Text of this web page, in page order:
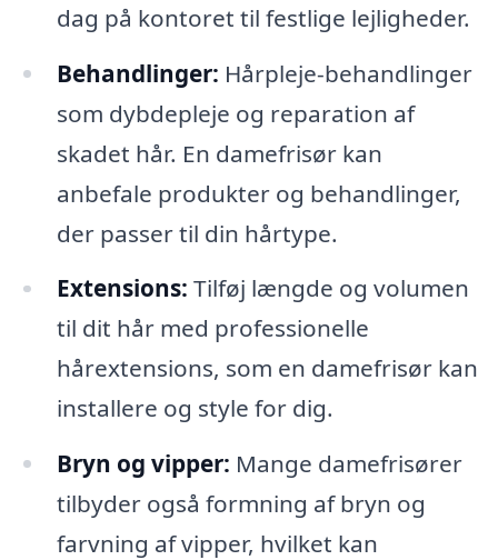
dag på kontoret til festlige lejligheder.
Behandlinger: Hårpleje-behandlinger
som dybdepleje og reparation af
skadet hår. En damefrisør kan
anbefale produkter og behandlinger,
der passer til din hårtype.
Extensions: Tilføj længde og volumen
til dit hår med professionelle
hårextensions, som en damefrisør kan
installere og style for dig.
Bryn og vipper: Mange damefrisører
tilbyder også formning af bryn og
farvning af vipper, hvilket kan